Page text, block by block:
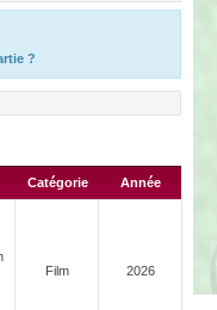
?
Catégorie Année
Film 2026